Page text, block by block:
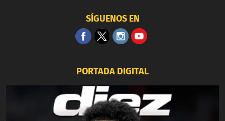
SÍGUENOS EN
PORTADA DIGITAL